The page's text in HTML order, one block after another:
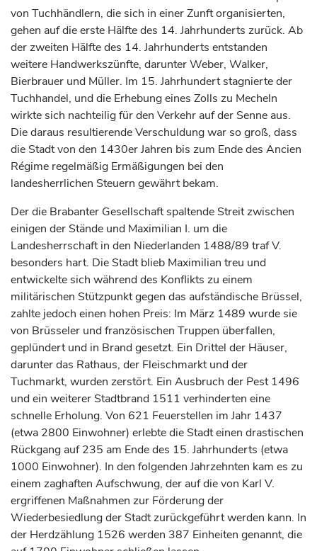
von Tuchhändlern, die sich in einer Zunft organisierten,
gehen auf die erste Hälfte des 14. Jahrhunderts zurück. Ab
der zweiten Hälfte des 14. Jahrhunderts entstanden
weitere Handwerkszünfte, darunter Weber, Walker,
Bierbrauer und Müller. Im 15. Jahrhundertstagnierte der
Tuchhandel, und die Erhebung eines Zolls zu Mecheln
wirkte sich nachteilig für den Verkehr auf der Senne aus.
Die daraus resultierende Verschuldung war so groß, dass
die Stadt von den 1430er Jahren bis zum Ende des Ancien
Régime regelmäßig Ermäßigungen bei den
landesherrlichen Steuern gewährt bekam.
Der die Brabanter Gesellschaft spaltende Streit zwischen
einigen der Stände und Maximilian I. um die
Landesherrschaft in den Niederlanden 1488/89 traf V.
besonders hart. Die Stadt blieb Maximilian treu und
entwickelte sich während des Konflikts zu einem
militärischen Stützpunkt gegen das aufständische Brüssel,
zahlte jedoch einen hohen Preis: Im März 1489 wurde sie
von Brüsseler und französischen Truppen überfallen,
geplündert und in Brand gesetzt. Ein Drittel der Häuser,
darunter das Rathaus, der Fleischmarkt und der
Tuchmarkt, wurden zerstört. Ein Ausbruch der Pest 1496
und ein weiterer Stadtbrand 1511 verhinderten eine
schnelle Erholung. Von 621 Feuerstellen im Jahr 1437
(etwa 2800 Einwohner) erlebte die Stadt einen drastischen
Rückgang auf 235 am Ende des 15. Jahrhunderts (etwa
1000 Einwohner). In den folgenden Jahrzehnten kam es zu
einem zaghaften Aufschwung, der auf die von Karl V.
ergriffenen Maßnahmen zur Förderung der
Wiederbesiedlung der Stadt zurückgeführt werden kann. In
der Herdzählung 1526 werden 387 Einheiten genannt, die